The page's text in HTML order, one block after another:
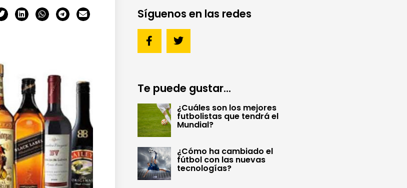
Síguenos en las redes
Te puede gustar...
¿Cuáles son los mejores
futbolistas que tendrá el
Mundial?
¿Cómo ha cambiado el
fútbol con las nuevas
tecnologías?